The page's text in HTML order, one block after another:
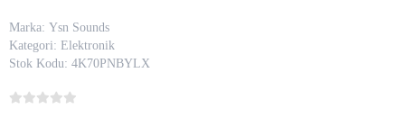
Marka: Ysn Sounds
Kategori: Elektronik
Stok Kodu: 4K70PNBYLX